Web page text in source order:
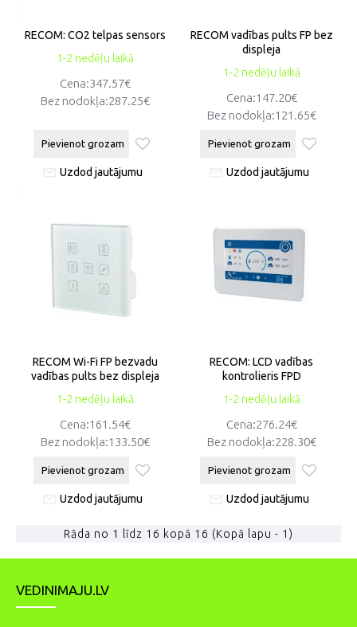
1-2 nedēļu laikā
RECOM: CO2 telpas sensors
Cena:347.57€
Bez nodokļa:287.25€
Pievienot grozam
Uzdod jautājumu
1-2 nedēļu laikā
RECOM vadības pults FP bez
displeja
Cena:147.20€
Bez nodokļa:121.65€
Pievienot grozam
Uzdod jautājumu
1-2 nedēļu laikā
RECOM Wi-Fi FP bezvadu
vadības pults bez displeja
Cena:161.54€
Bez nodokļa:133.50€
Pievienot grozam
Uzdod jautājumu
1-2 nedēļu laikā
RECOM: LCD vadības
kontrolieris FPD
Cena:276.24€
Bez nodokļa:228.30€
Pievienot grozam
Uzdod jautājumu
Rāda no 1 līdz 16 kopā 16 (Kopā lapu - 1)
VEDINIMAJU.LV